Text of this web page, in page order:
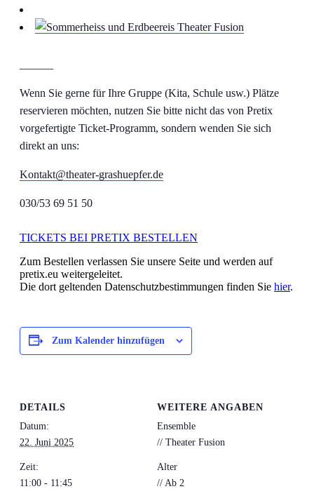
Wenn Sie gerne für Ihre Gruppe (Kita, Schule usw.) Plätze
reservieren möchten, nutzen Sie bitte nicht das von Pretix
vorgefertigte Ticket-Programm, sondern wenden Sie sich
direkt an uns:
Kontakt@theater-grashuepfer.de
030/53 69 51 50
TICKETS BEI PRETIX BESTELLEN
Zum Bestellen verlassen Sie unsere Seite und werden auf
pretix.eu weitergeleitet.
Die dort geltenden Datenschutzbestimmungen finden Sie hier.
Zum Kalender hinzufügen
DETAILS
Datum:
22. Juni 2025
Zeit:
11:00 - 11:45
WEITERE ANGABEN
Ensemble
// Theater Fusion
Alter
// Ab 2